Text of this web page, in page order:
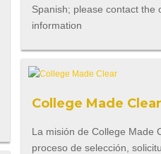
Spanish; please contact the
information
College Made Clear
La misión de College Made
proceso de selección,